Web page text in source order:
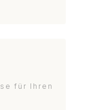
für Ihren